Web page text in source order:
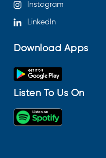
Instagram
LinkedIn
Download Apps
Listen To Us On